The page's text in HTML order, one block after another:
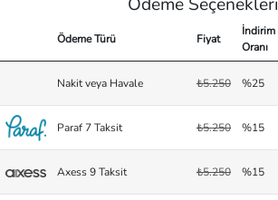
Ödeme Seçenekleri
Ödeme Türü Fiyat
İndirim
Oranı
Nakit veya Havale ₺5.250 %25
Paraf 7 Taksit ₺5.250 %15
Axess 9 Taksit ₺5.250 %15